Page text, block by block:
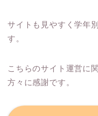
サイトも見やすく学年
す。
こちらのサイト運営に
方々に感謝です。